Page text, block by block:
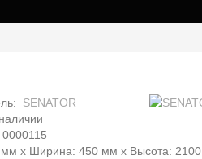
SENATOR
0000115
x Ширина: 450 мм x Высота: 2100